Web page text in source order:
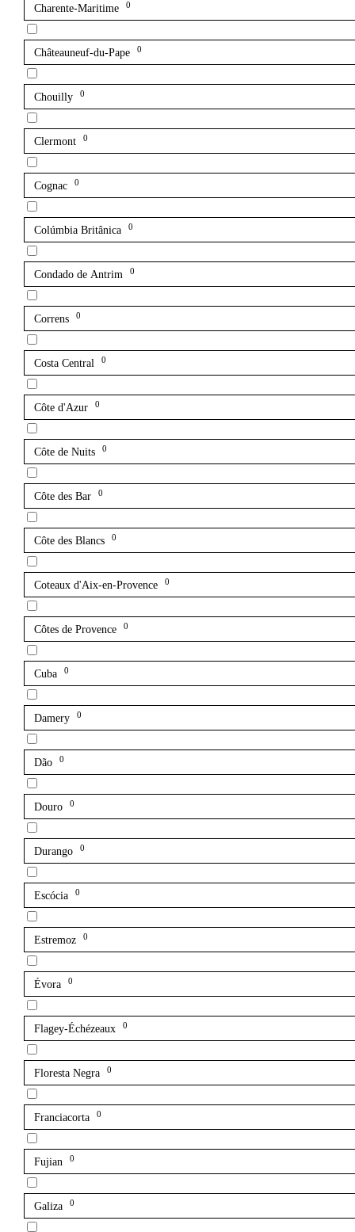
Charente-Maritime 0
Châteauneuf-du-Pape 0
Chouilly 0
Clermont 0
Cognac 0
Colúmbia Britânica 0
Condado de Antrim 0
Correns 0
Costa Central 0
Côte d'Azur 0
Côte de Nuits 0
Côte des Bar 0
Côte des Blancs 0
Coteaux d'Aix-en-Provence 0
Côtes de Provence 0
Cuba 0
Damery 0
Dão 0
Douro 0
Durango 0
Escócia 0
Estremoz 0
Évora 0
Flagey-Échézeaux 0
Floresta Negra 0
Franciacorta 0
Fujian 0
Galiza 0